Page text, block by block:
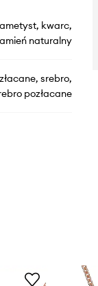
kwarc,
naturalny
srebro,
pozłacane